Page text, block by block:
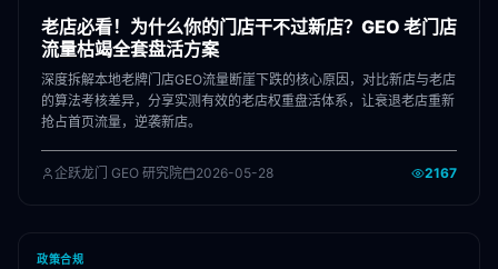
老店必看！为什么你的门店干不过新店？GEO 老门店
流量枯竭全套盘活方案
深度拆解本地老牌门店GEO流量断崖下跌的核心原因，对比新店与老店
的算法考核差异，分享实测有效的老店权重盘活体系，让衰退老店重新
抢占首页流量，逆袭新店。
企跃龙门 GEO 研究院 2026-05-28 2167
政策合规